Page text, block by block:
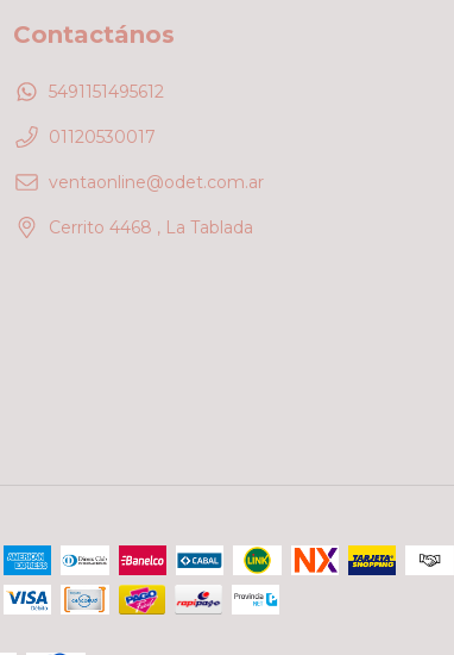
Contactános
5491151495612
01120530017
ventaonline@odet.com.ar
Cerrito 4468 , La Tablada